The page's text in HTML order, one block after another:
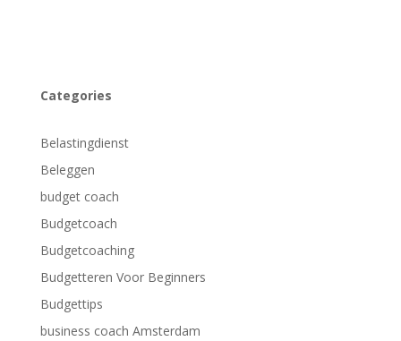
Categories
Belastingdienst
Beleggen
budget coach
Budgetcoach
Budgetcoaching
Budgetteren Voor Beginners
Budgettips
business coach Amsterdam